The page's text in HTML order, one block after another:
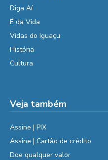
Diga Aí
É da Vida
Vidas do Iguaçu
História
Cultura
Veja também
Assine | PIX
Assine | Cartão de crédito
Doe qualquer valor